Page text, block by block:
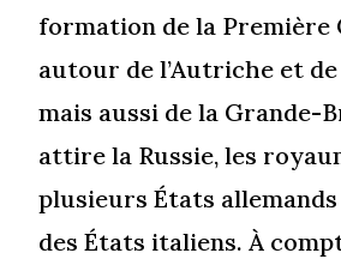
formation de la Première
autour de l’Autriche et
mais aussi de la Grande-
attire la Russie, les
plusieurs États
des États italiens. À